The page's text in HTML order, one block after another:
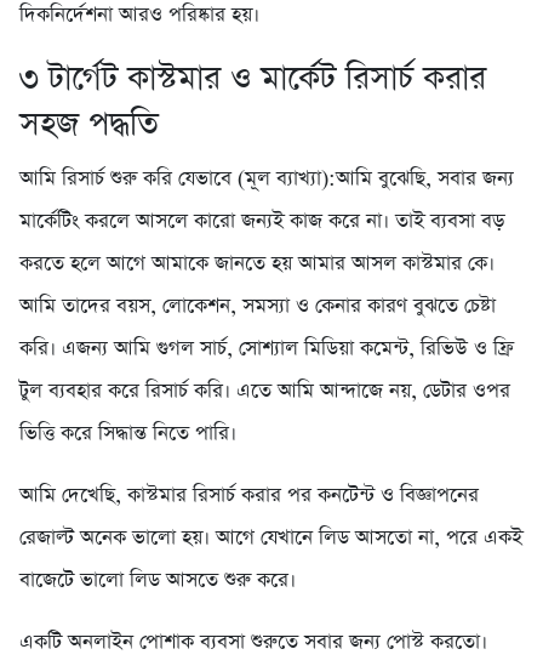
দিকনির্দেশনা আরও পরিষ্কার হয়।
৩️ টার্গেট কাস্টমার ও মার্কেট রিসার্চ করার
সহজ পদ্ধতি
আমি রিসার্চ শুরু করি যেভাবে (মূল ব্যাখ্যা):আমি বুঝেছি, সবার জন্য
মার্কেটিং করলে আসলে কারো জন্যই কাজ করে না। তাই ব্যবসা বড়
করতে হলে আগে আমাকে জানতে হয় আমার আসল কাস্টমার কে।
আমি তাদের বয়স, লোকেশন, সমস্যা ও কেনার কারণ বুঝতে চেষ্টা
করি। এজন্য আমি গুগল সার্চ, সোশ্যাল মিডিয়া কমেন্ট, রিভিউ ও ফ্রি
টুল ব্যবহার করে রিসার্চ করি। এতে আমি আন্দাজে নয়, ডেটার ওপর
ভিত্তি করে সিদ্ধান্ত নিতে পারি।
আমি দেখেছি, কাস্টমার রিসার্চ করার পর কনটেন্ট ও বিজ্ঞাপনের
রেজাল্ট অনেক ভালো হয়। আগে যেখানে লিড আসতো না, পরে একই
বাজেটে ভালো লিড আসতে শুরু করে।
একটি অনলাইন পোশাক ব্যবসা শুরুতে সবার জন্য পোস্ট করতো।